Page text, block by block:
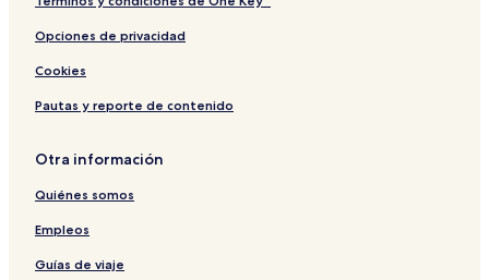
Opciones de privacidad
Cookies
Pautas y reporte de contenido
Otra información
Quiénes somos
Empleos
Guías de viaje